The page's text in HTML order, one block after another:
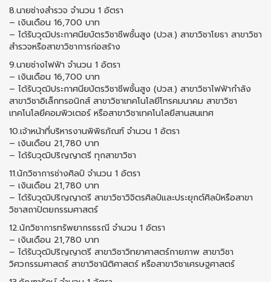
8.นายช่างสำรวจ จำนวน 1 อัตรา
– เงินเดือน 16,700 บาท
– ได้รับวุฒิประกาศนียบัตรวิชาชีพชั้นสูง (ปวส.) สาขาวิชาโยธา สาขาวิชา
สำรวจหรือสาขาวิชาการก่อสร้าง
9.นายช่างไฟฟ้า จำนวน 1 อัตรา
– เงินเดือน 16,700 บาท
– ได้รับวุฒิประกาศนียบัตรวิชาชีพชั้นสูง (ปวส.) สาขาวิชาไฟฟ้ากำลัง
สาขาวิชาอิเล็กทรอนิกส์ สาขาวิชาเทคโนโลยีโทรคมนาคม สาขาวิชา
เทคโนโลยีคอมพิวเตอร์ หรือสาขาวิชาเทคโนโลยีสานสนเทศ
10.เจ้าหน้าที่บริหารงานพิพิธภัณฑ์ จำนวน 1 อัตรา
– เงินเดือน 21,780 บาท
– ได้รับวุฒิปริญญาตรี ทุกสาขาวิชา
11.นักวิชาการช่างศิลป์ จำนวน 1 อัตรา
– เงินเดือน 21,780 บาท
– ได้รับวุฒิปริญญาตรี สาขาวิชาวิจิตรศิลป์และประยุกต์ศิลป์หรือสาขา
วิชาสถาปัตยกรรมศาสตร์
12.นักวิชาการทรัพยากรธรณี จำนวน 1 อัตรา
– เงินเดือน 21,780 บาท
– ได้รับวุฒิปริญญาตรี สาขาวิชาวิทยาศาสตร์กายภาพ สาขาวิชา
วิศวกรรมศาสตร์ สาขาวิชานิติศาสตร์ หรือสาขาวิชาเศรษฐศาสตร์